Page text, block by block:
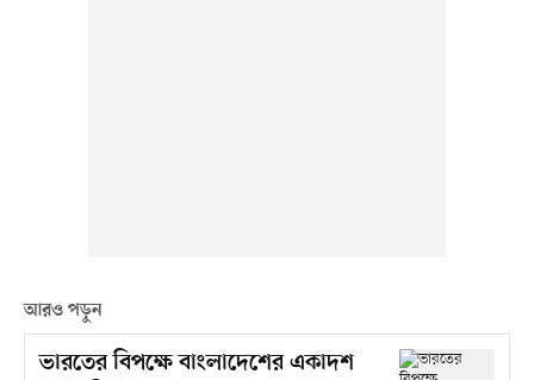
আরও পড়ুন
ভারতের বিপক্ষে বাংলাদেশের একাদশ